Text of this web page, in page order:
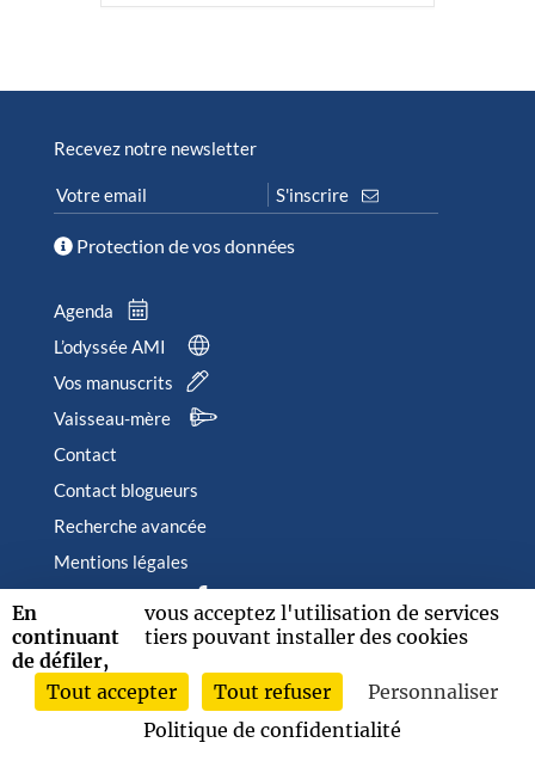
Recevez notre newsletter
Protection de vos données
Agenda
L’odyssée AMI
Vos manuscrits
Vaisseau-mère
Contact
Contact blogueurs
Recherche avancée
Mentions légales
2026 © Albin Michel Imaginaire - Tous droits réservés
En
continuant
de défiler,
vous acceptez l'utilisation de services
tiers pouvant installer des cookies
Tout accepter Tout refuser
Personnaliser
Politique de confidentialité